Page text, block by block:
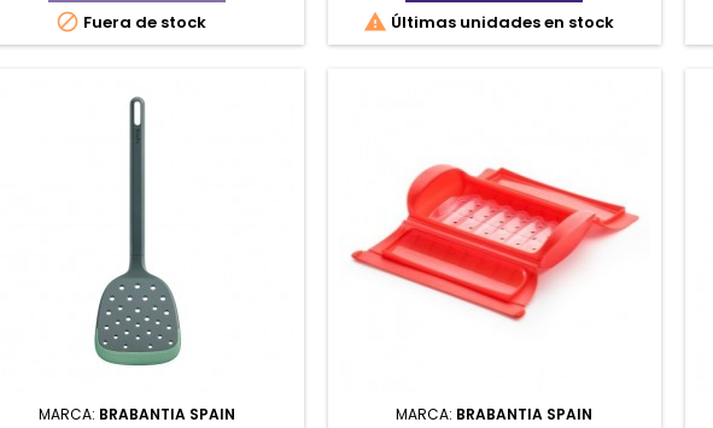
 Fuera de stock  Últimas unidades en stock
MARCA: BRABANTIA SPAIN MARCA: BRABANTIA SPAIN